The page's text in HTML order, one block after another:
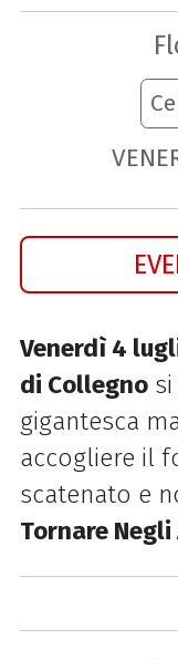
Venerdì 4
di Collegnosi
gigantesca
accogliere il
scatenato e
Tornare Negli